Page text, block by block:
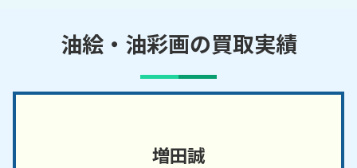
油絵・油彩画の買取実績
増田誠